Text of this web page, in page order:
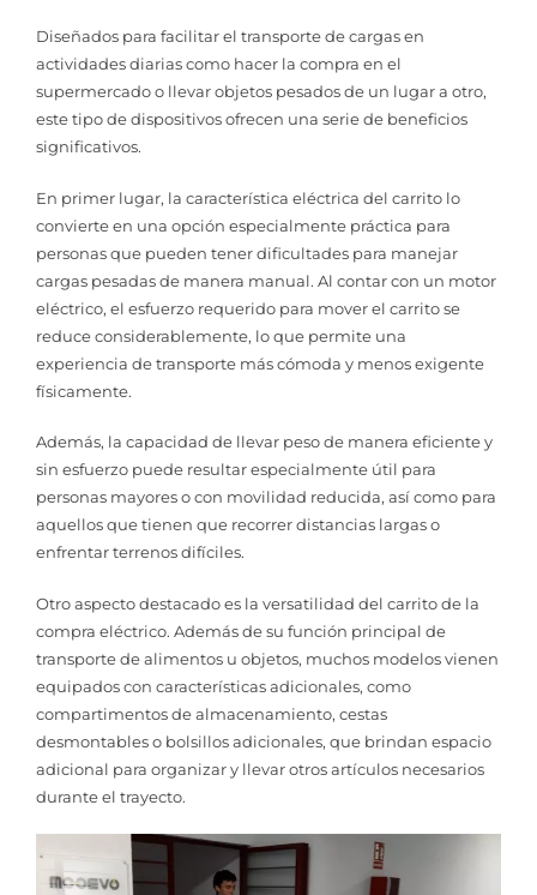
Diseñados para facilitar el transporte de cargas en
actividades diarias como hacer la compra en el
supermercado o llevar objetos pesados de un lugar a otro,
este tipo de dispositivos ofrecen una serie de beneficios
significativos.
En primer lugar, la característica eléctrica del carrito lo
convierte en una opción especialmente práctica para
personas que pueden tener dificultades para manejar
cargas pesadas de manera manual. Al contar con un motor
eléctrico, el esfuerzo requerido para mover el carrito se
reduce considerablemente, lo que permite una
experiencia de transporte más cómoda y menos exigente
físicamente.
Además, la capacidad de llevar peso de manera eficiente y
sin esfuerzo puede resultar especialmente útil para
personas mayores o con movilidad reducida, así como para
aquellos que tienen que recorrer distancias largas o
enfrentar terrenos difíciles.
Otro aspecto destacado es la versatilidad del carrito de la
compra eléctrico. Además de su función principal de
transporte de alimentos u objetos, muchos modelos vienen
equipados con características adicionales, como
compartimentos de almacenamiento, cestas
desmontables o bolsillos adicionales, que brindan espacio
adicional para organizar y llevar otros artículos necesarios
durante el trayecto.